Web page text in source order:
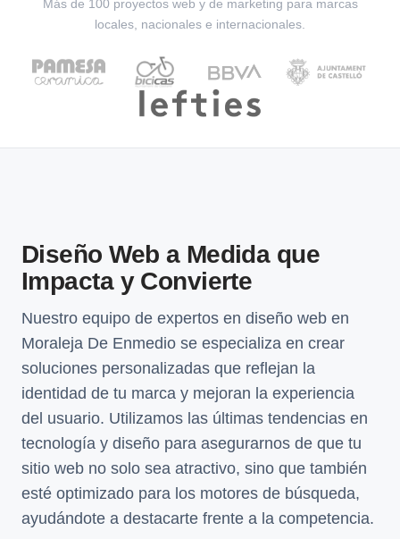
Más de 100 proyectos web y de marketing para marcas
locales, nacionales e internacionales.
Diseño Web a Medida que
Impacta y Convierte
Nuestro equipo de expertos en diseño web en
Moraleja De Enmedio se especializa en crear
soluciones personalizadas que reflejan la
identidad de tu marca y mejoran la experiencia
del usuario. Utilizamos las últimas tendencias en
tecnología y diseño para asegurarnos de que tu
sitio web no solo sea atractivo, sino que también
esté optimizado para los motores de búsqueda,
ayudándote a destacarte frente a la competencia.